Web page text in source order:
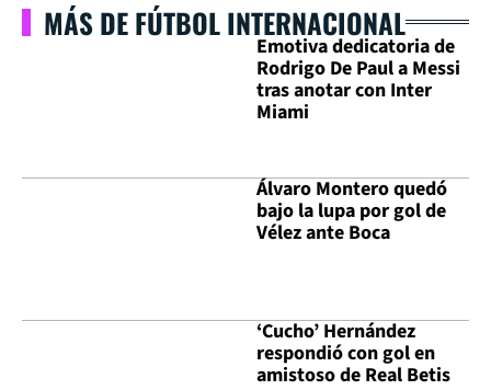
MÁS DE FÚTBOL INTERNACIONAL
Emotiva dedicatoria de
Rodrigo De Paul a Messi
tras anotar con Inter
Miami
Álvaro Montero quedó
bajo la lupa por gol de
Vélez ante Boca
‘Cucho’ Hernández
respondió con gol en
amistoso de Real Betis